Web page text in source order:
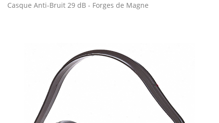
Casque Anti-Bruit 29 dB - Forges de Magne